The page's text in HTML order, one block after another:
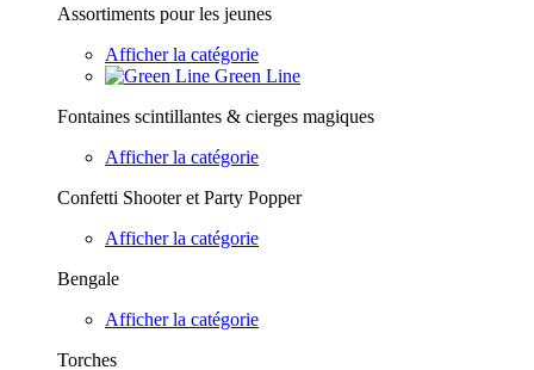
Assortiments pour les jeunes
Afficher la catégorie
Green Line
Fontaines scintillantes & cierges magiques
Afficher la catégorie
Confetti Shooter et Party Popper
Afficher la catégorie
Bengale
Afficher la catégorie
Torches